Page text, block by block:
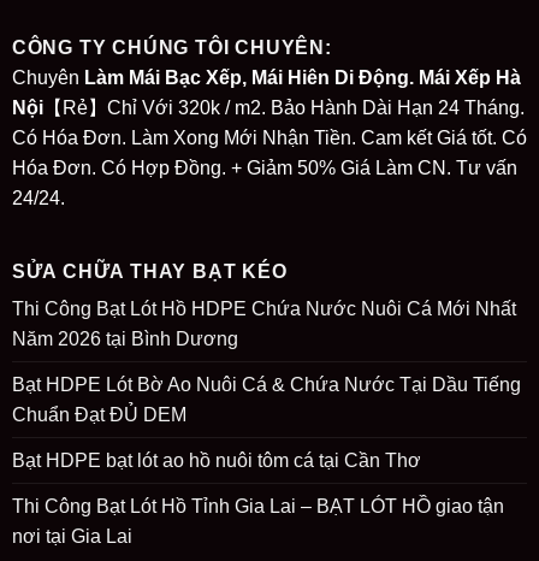
CÔNG TY CHÚNG TÔI CHUYÊN:
Chuyên Làm Mái Bạc Xếp, Mái Hiên Di Động. Mái Xếp Hà
Nội【Rẻ】Chỉ Với 320k / m2. Bảo Hành Dài Hạn 24 Tháng.
Có Hóa Đơn. Làm Xong Mới Nhận Tiền. Cam kết Giá tốt. Có
Hóa Đơn. Có Hợp Đồng. + Giảm 50% Giá Làm CN. Tư vấn
24/24.
SỬA CHỮA THAY BẠT KÉO
Thi Công Bạt Lót Hồ HDPE Chứa Nước Nuôi Cá Mới Nhất
Năm 2026 tại Bình Dương
Bạt HDPE Lót Bờ Ao Nuôi Cá & Chứa Nước Tại Dầu Tiếng
Chuẩn Đạt ĐỦ DEM
Bạt HDPE bạt lót ao hồ nuôi tôm cá tại Cần Thơ
Thi Công Bạt Lót Hồ Tỉnh Gia Lai – BẠT LÓT HỒ giao tận
nơi tại Gia Lai